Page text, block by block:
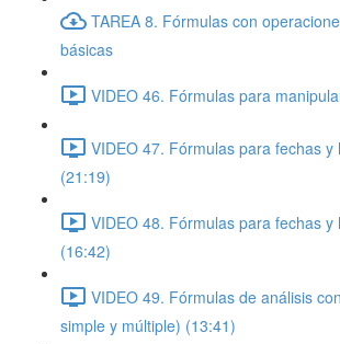
TAREA 8. Fórmulas con
básicas
VIDEO 46. Fórmulas para
VIDEO 47. Fórmulas para fechas y
(21:19)
VIDEO 48. Fórmulas para fechas y
(16:42)
VIDEO 49. Fórmulas de análisis
simple y múltiple) (13:41)